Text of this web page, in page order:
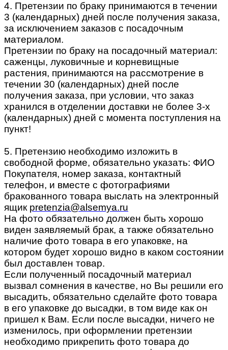
4. Претензии по браку принимаются в течении
3 (календарных) дней после получения заказа,
за исключением заказов с посадочным
материалом.
Претензии по браку на посадочный материал:
саженцы, луковичные и корневищные
растения, принимаются на рассмотрение в
течении 30 (календарных) дней после
получения заказа, при условии, что заказ
хранился в отделении доставки не более 3-х
(календарных) дней с момента поступления на
пункт!
5. Претензию необходимо изложить в
свободной форме, обязательно указать: ФИО
Покупателя, номер заказа, контактный
телефон, и вместе с фотографиями
бракованного товара выслать на электронный
ящик pretenzia@alsemya.ru
На фото обязательно должен быть хорошо
виден заявляемый брак, а также обязательно
наличие фото товара в его упаковке, на
котором будет хорошо видно в каком состоянии
был доставлен товар.
Если полученный посадочный материал
вызвал сомнения в качестве, но Вы решили его
высадить, обязательно сделайте фото товара
в его упаковке до высадки, в том виде как он
пришел к Вам. Если после высадки, ничего не
изменилось, при оформлении претензии
необходимо прикрепить фото товара до